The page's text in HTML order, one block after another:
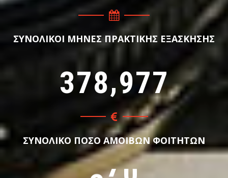
ΣΥΝΟΛΙΚΟΙ ΜΗΝΕΣ ΠΡΑΚΤΙΚΗΣ ΕΞΑΣΚΗΣΗΣ
378,977
ΣΥΝΟΛΙΚΟ ΠΟΣΟ ΑΜΟΙΒΩΝ ΦΟΙΤΗΤΩΝ